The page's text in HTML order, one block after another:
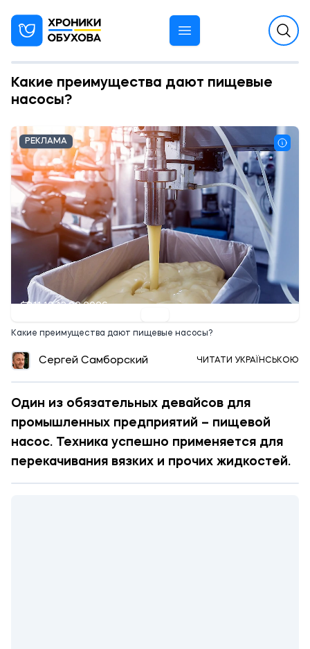
Какие преимущества дают пищевые
насосы?
11:10 13.02.2026
РЕКЛАМА
Какие преимущества дают пищевые насосы?
Сергей Самборский ЧИТАТИ УКРАЇНСЬКОЮ
Один из обязательных девайсов для
промышленных предприятий – пищевой
насос. Техника успешно применяется для
перекачивания вязких и прочих жидкостей.